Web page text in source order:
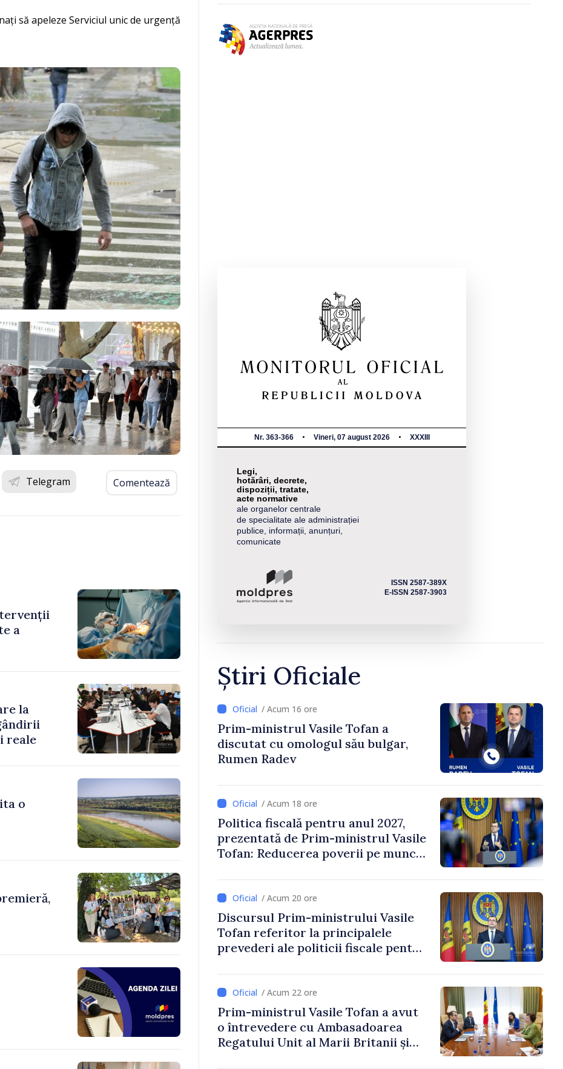
să apeleze Serviciul unic de urgență
Telegram Comentează
a
la
reale
o
Nr. 363-366 Vineri, 07 august 2026 XXXIII
Legi,
hotărâri, decrete,
dispoziții, tratate,
acte normative
ale organelor centrale
de specialitate ale administrației
publice, informații, anunțuri,
comunicate
ISSN 2587-389X
E-ISSN 2587-3903
Știri Oficiale
/ Acum 16 ore
Prim-ministrul Vasile Tofan a
discutat cu omologul său bulgar,
Rumen Radev
/ Acum 18 ore
Politica fiscală pentru anul 2027,
prezentată de Prim-ministrul Vasile
Tofan: Reducerea poverii pe muncă,
/ Acum 20 ore
Discursul Prim-ministrului Vasile
Tofan referitor la principalele
prevederi ale politicii fiscale pentru
/ Acum 22 ore
Prim-ministrul Vasile Tofan a avut
o întrevedere cu Ambasadoarea
Regatului Unit al Marii Britanii și